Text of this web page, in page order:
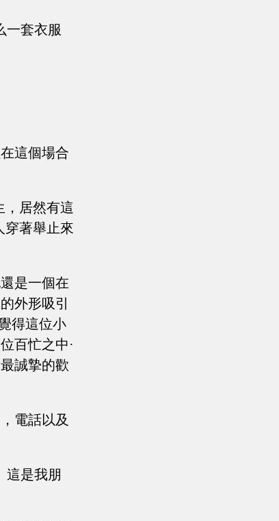
一套衣服
這個場合
，居然有這
穿著舉止來
是一個在
外形吸引
得這位小
百忙之中·
誠摯的歡
電話以及
這是我朋